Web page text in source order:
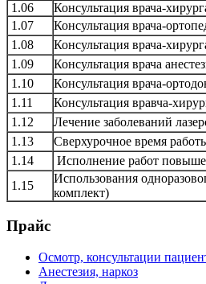
1.06
Консультация врача-
1.07
Консультация врача-
1.08
Консультация врача-
1.09
Консультация врача
1.10
Консультация врача-
1.11
Консультация вравча-
1.12
Лечение заболеваний
1.13
Сверхурочное время
1.14
Исполнение работ
1.15
Использования
комплект)
Прайс
Осмотр, консультации
Анестезия, наркоз